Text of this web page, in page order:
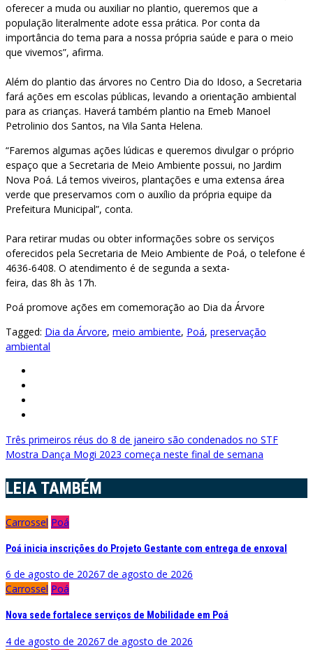
oferecer a muda ou auxiliar no plantio, queremos que a
população literalmente adote essa prática. Por conta da
importância do tema para a nossa própria saúde e para o meio
que vivemos”, afirma.
Além do plantio das árvores no Centro Dia do Idoso, a Secretaria
fará ações em escolas públicas, levando a orientação ambiental
para as crianças. Haverá também plantio na Emeb Manoel
Petrolinio dos Santos, na Vila Santa Helena.
“Faremos algumas ações lúdicas e queremos divulgar o próprio
espaço que a Secretaria de Meio Ambiente possui, no Jardim
Nova Poá. Lá temos viveiros, plantações e uma extensa área
verde que preservamos com o auxílio da própria equipe da
Prefeitura Municipal”, conta.
Para retirar mudas ou obter informações sobre os serviços
oferecidos pela Secretaria de Meio Ambiente de Poá, o telefone é
4636-6408. O atendimento é de segunda a sexta-
feira, das 8h às 17h.
Poá promove ações em comemoração ao Dia da Árvore
Tagged: Dia da Árvore, meio ambiente, Poá, preservação
ambiental
Navegação
de
Post
Três primeiros réus do 8 de janeiro são condenados no STF
Mostra Dança Mogi 2023 começa neste final de semana
LEIA TAMBÉM
Carrossel Poá
Poá inicia inscrições do Projeto Gestante com entrega de enxoval
6 de agosto de 20267 de agosto de 2026
Carrossel Poá
Nova sede fortalece serviços de Mobilidade em Poá
4 de agosto de 20267 de agosto de 2026